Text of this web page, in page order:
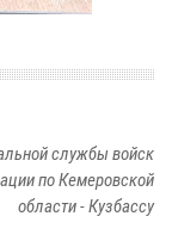
службы войск
по Кемеровской
области - Кузбассу